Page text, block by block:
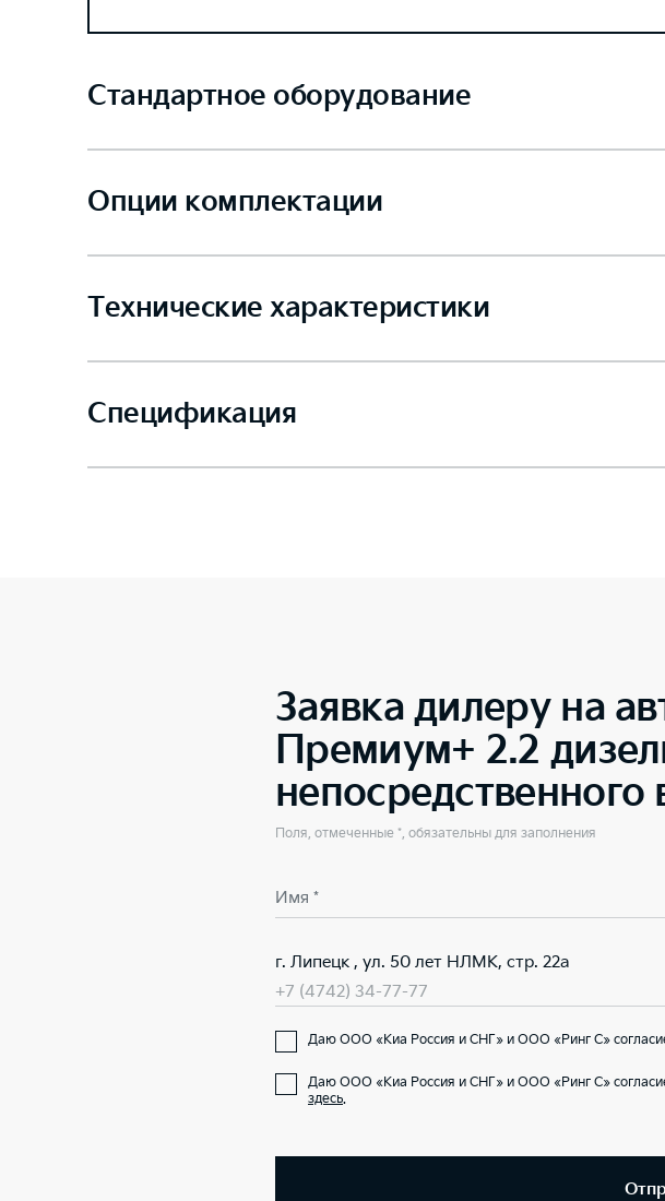
Стандартное оборудование
Опции комплектации
Технические характеристики
Спецификация
Заявка дилеру на
Премиум+ 2.2
непосредственного
Поля, отмеченные *, обязательны для заполнения
Имя *
г. Липецк , ул. 50 лет НЛМК, стр. 22а
+7 (4742) 34-77-77
Даю ООО «Киа Россия и СНГ» и ООО «Ринг С»
Даю ООО «Киа Россия и СНГ» и ООО «Ринг С»
здесь.